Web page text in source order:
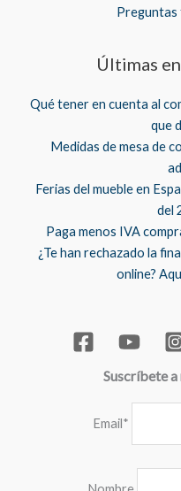
Últimas
Qué tener en cuenta al
que
Medidas de mesa de
Ferias del mueble en
del
Paga menos IVA
¿Te han rechazado la
online?
Suscríbete
Email*